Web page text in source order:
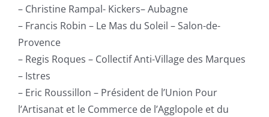
– Christine Rampal- Kickers– Aubagne
– Francis Robin – Le Mas du Soleil – Salon-de-
Provence
– Regis Roques – Collectif Anti-Village des Marques
– Istres
– Eric Roussillon – Président de l’Union Pour
l’Artisanat et le Commerce de l’Agglopole et du